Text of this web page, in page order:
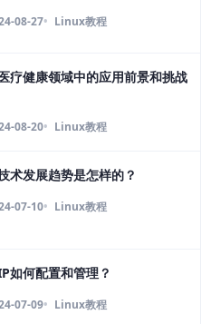
08-27 Linux教程
疗健康领域中的应用前景和挑战
08-20 Linux教程
术发展趋势是怎样的？
07-10 Linux教程
如何配置和管理？
07-09 Linux教程